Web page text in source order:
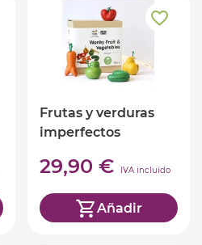
Frutas y verduras
imperfectos
29,90 € IVA incluido
Añadir